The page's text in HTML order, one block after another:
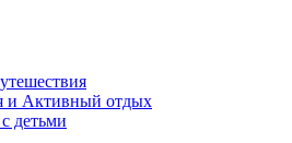
и Активный отдых
детьми